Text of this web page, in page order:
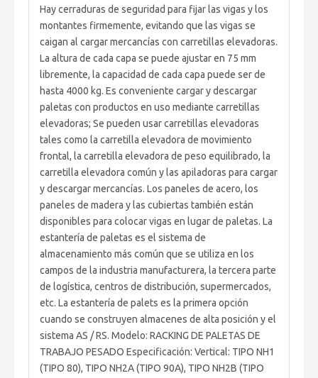
Hay cerraduras de seguridad para fijar las vigas y los
montantes firmemente, evitando que las vigas se
caigan al cargar mercancías con carretillas elevadoras.
La altura de cada capa se puede ajustar en 75 mm
libremente, la capacidad de cada capa puede ser de
hasta 4000 kg. Es conveniente cargar y descargar
paletas con productos en uso mediante carretillas
elevadoras; Se pueden usar carretillas elevadoras
tales como la carretilla elevadora de movimiento
frontal, la carretilla elevadora de peso equilibrado, la
carretilla elevadora común y las apiladoras para cargar
y descargar mercancías. Los paneles de acero, los
paneles de madera y las cubiertas también están
disponibles para colocar vigas en lugar de paletas. La
estantería de paletas es el sistema de
almacenamiento más común que se utiliza en los
campos de la industria manufacturera, la tercera parte
de logística, centros de distribución, supermercados,
etc. La estantería de palets es la primera opción
cuando se construyen almacenes de alta posición y el
sistema AS / RS. Modelo: RACKING DE PALETAS DE
TRABAJO PESADO Especificación: Vertical: TIPO NH1
(TIPO 80), TIPO NH2A (TIPO 90A), TIPO NH2B (TIPO